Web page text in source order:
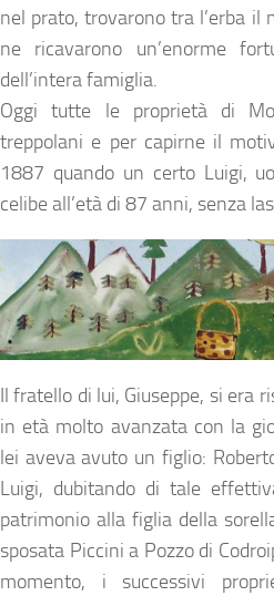
nel prato, trovarono tra l’erba il
ne ricavarono un’enorme
dell’intera famiglia.
Oggi tutte le proprietà di
treppolani e per capirne il
1887 quando un certo Luigi,
celibe all’età di 87 anni, senza
Il fratello di lui, Giuseppe, si era
in età molto avanzata con la
lei aveva avuto un figlio:
Luigi, dubitando di tale
patrimonio alla figlia della
sposata Piccini a Pozzo di
momento, i successivi